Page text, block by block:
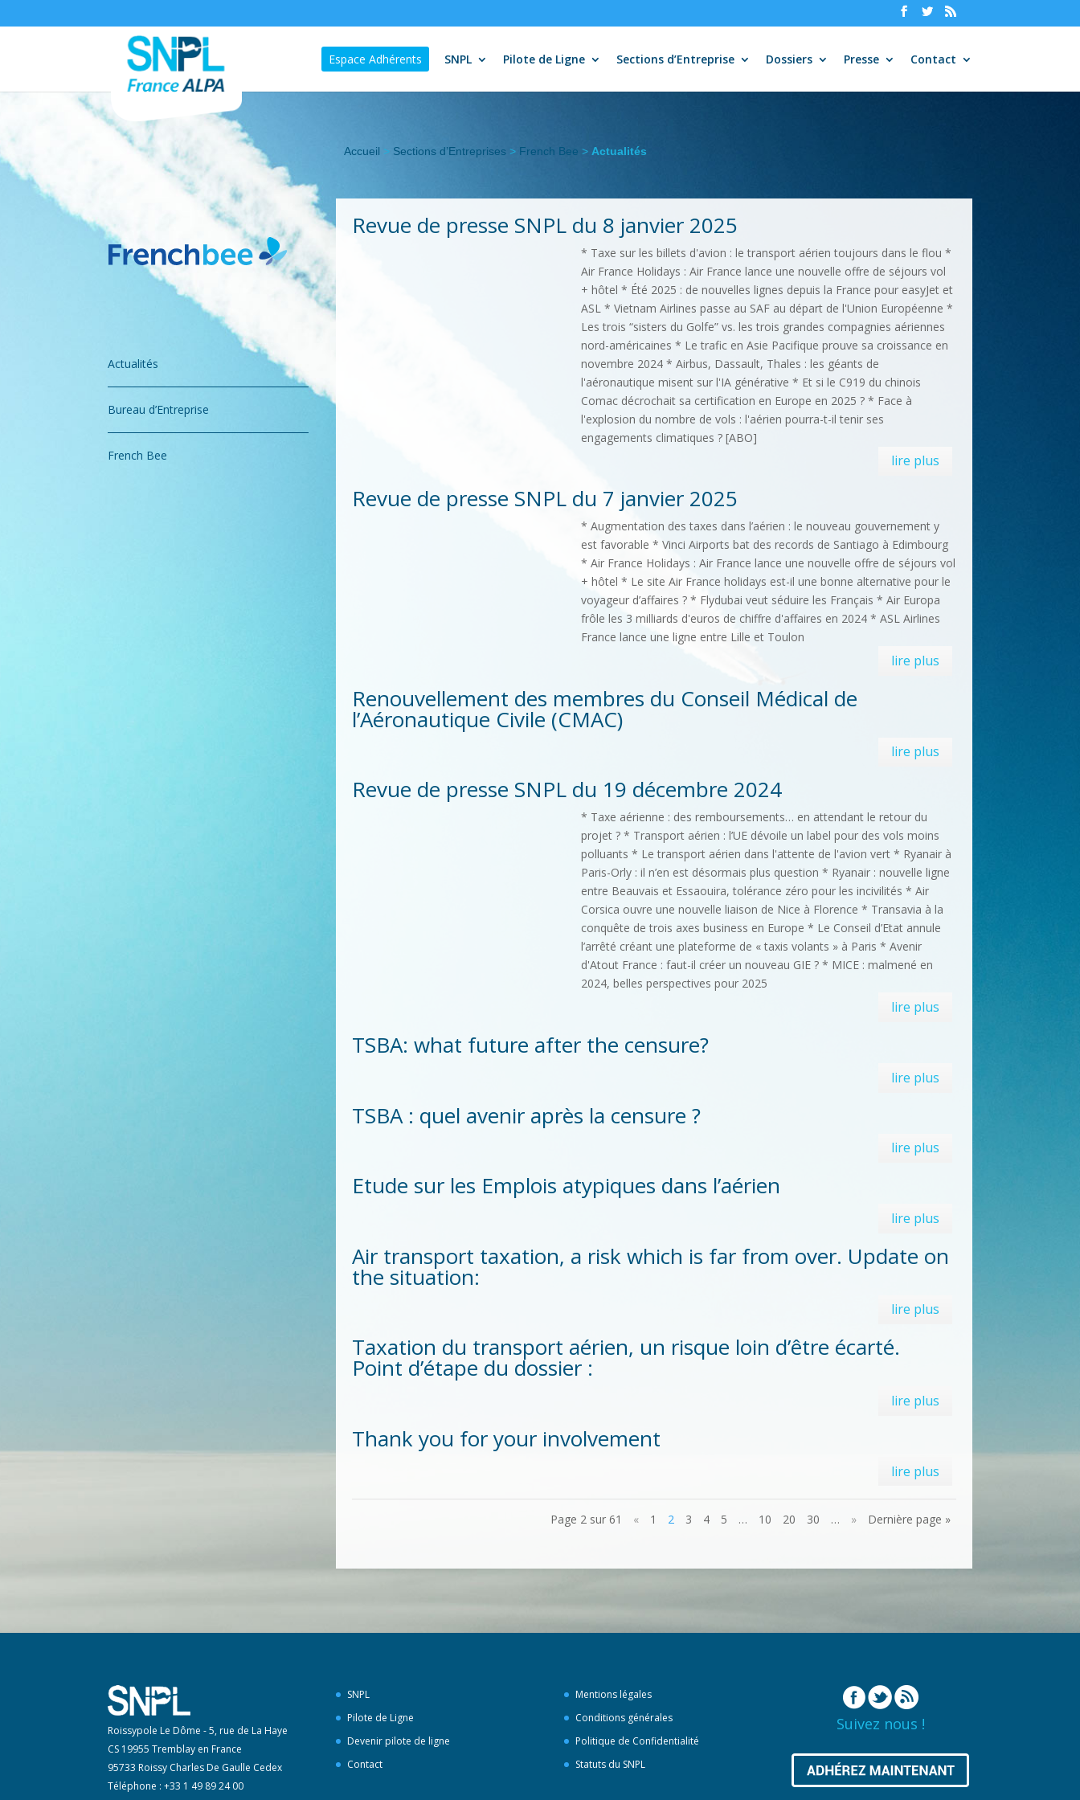
Espace Adhérents SNPL Pilote de Ligne Sections d’Entreprise Dossiers Presse Contact
Accueil > Sections d’Entreprises > French Bee > Actualités
Actualités
Bureau d’Entreprise
French Bee
Revue de presse SNPL du 8 janvier 2025
* Taxe sur les billets d'avion : le transport aérien toujours dans le flou *
Air France Holidays : Air France lance une nouvelle offre de séjours vol
+ hôtel * Été 2025 : de nouvelles lignes depuis la France pour easyJet et
ASL * Vietnam Airlines passe au SAF au départ de l'Union Européenne *
Les trois “sisters du Golfe” vs. les trois grandes compagnies aériennes
nord-américaines * Le trafic en Asie Pacifique prouve sa croissance en
novembre 2024 * Airbus, Dassault, Thales : les géants de
l'aéronautique misent sur l'IA générative * Et si le C919 du chinois
Comac décrochait sa certification en Europe en 2025 ? * Face à
l'explosion du nombre de vols : l'aérien pourra-t-il tenir ses
engagements climatiques ? [ABO]
lire plus
Revue de presse SNPL du 7 janvier 2025
* Augmentation des taxes dans l’aérien : le nouveau gouvernement y
est favorable * Vinci Airports bat des records de Santiago à Edimbourg
* Air France Holidays : Air France lance une nouvelle offre de séjours vol
+ hôtel * Le site Air France holidays est-il une bonne alternative pour le
voyageur d’affaires ? * Flydubai veut séduire les Français * Air Europa
frôle les 3 milliards d'euros de chiffre d'affaires en 2024 * ASL Airlines
France lance une ligne entre Lille et Toulon
lire plus
Renouvellement des membres du Conseil Médical de
l’Aéronautique Civile (CMAC)
lire plus
Revue de presse SNPL du 19 décembre 2024
* Taxe aérienne : des remboursements… en attendant le retour du
projet ? * Transport aérien : l’UE dévoile un label pour des vols moins
polluants * Le transport aérien dans l'attente de l'avion vert * Ryanair à
Paris-Orly : il n’en est désormais plus question * Ryanair : nouvelle ligne
entre Beauvais et Essaouira, tolérance zéro pour les incivilités * Air
Corsica ouvre une nouvelle liaison de Nice à Florence * Transavia à la
conquête de trois axes business en Europe * Le Conseil d’Etat annule
l’arrêté créant une plateforme de « taxis volants » à Paris * Avenir
d'Atout France : faut-il créer un nouveau GIE ? * MICE : malmené en
2024, belles perspectives pour 2025
lire plus
TSBA: what future after the censure?
lire plus
TSBA : quel avenir après la censure ?
lire plus
Etude sur les Emplois atypiques dans l’aérien
lire plus
Air transport taxation, a risk which is far from over. Update on
the situation:
lire plus
Taxation du transport aérien, un risque loin d’être écarté.
Point d’étape du dossier :
lire plus
Thank you for your involvement
lire plus
Page 2 sur 61 « 1 2 3 4 5 … 10 20 30 … » Dernière page »
Roissypole Le Dôme - 5, rue de La Haye
CS 19955 Tremblay en France
95733 Roissy Charles De Gaulle Cedex
Téléphone : +33 1 49 89 24 00
SNPL
Pilote de Ligne
Devenir pilote de ligne
Contact
Mentions légales
Conditions générales
Politique de Confidentialité
Statuts du SNPL
Suivez nous !